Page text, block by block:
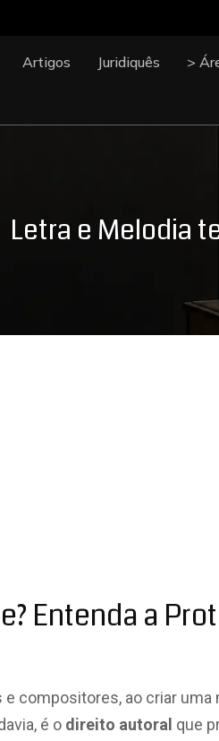
Artigos Juridiquês >
Letra e Melodia
Entenda a
compositores, ao criar uma
é o direito autoral que